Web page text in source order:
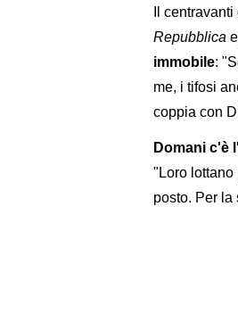
Il
Repubblica
immobile:
me, i tifosi
coppia con
Domani c'è
"Loro lottano
posto. Per la